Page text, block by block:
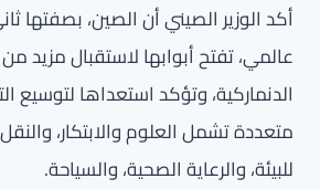
أكد الوزير الصيني أن الصين، بصفتها
عالمي، تفتح أبوابها لاستقبال مزيد
الدنماركية، وتؤكد استعداها لتوسيع
متعددة تشمل العلوم والابتكار،
للبيئة، والرعاية الصحية، والسياحة.